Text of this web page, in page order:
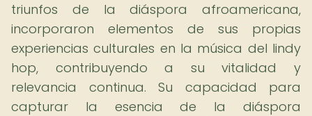
triunfos de la diáspora afroamericana,
incorporaron elementos de sus propias
experiencias culturales en la música del lindy
hop, contribuyendo a su vitalidad y
relevancia continua. Su capacidad para
capturar la esencia de la diáspora